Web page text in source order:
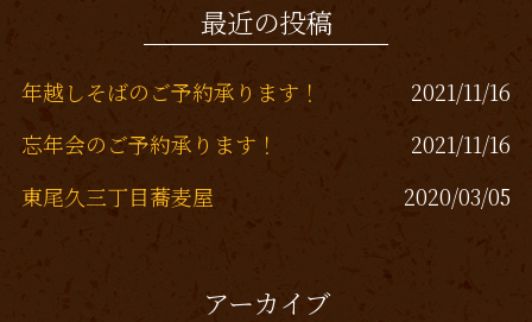
最近の投稿
年越しそばのご予約承ります！
2021/11/16
忘年会のご予約承ります！
2021/11/16
東尾久三丁目蕎麦屋
2020/03/05
東尾久三丁目居酒屋アーカイブ